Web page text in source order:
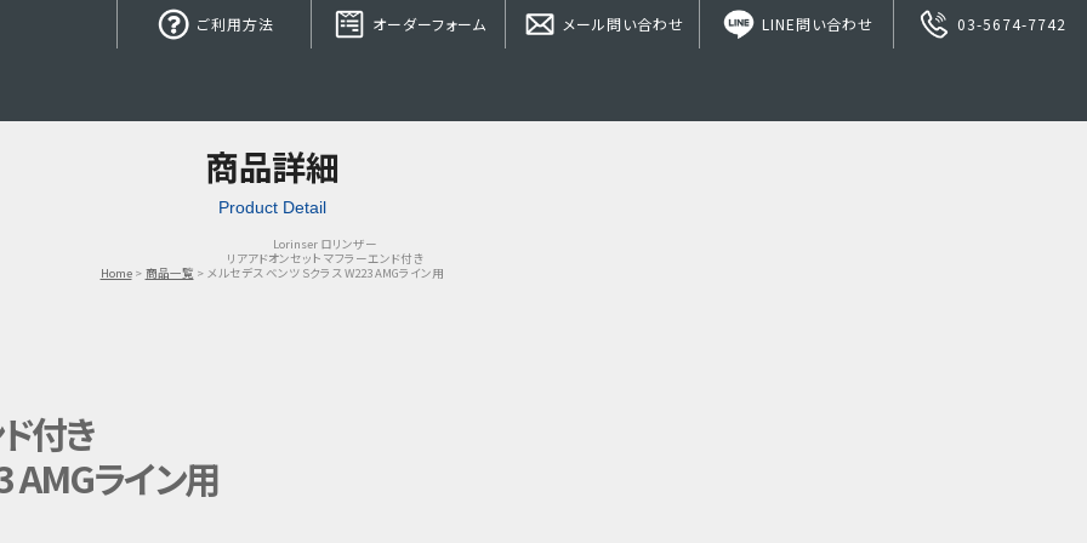
ご利用方法 オーダーフォーム メール問い合わせ LINE問い合わせ 03-5674-7742
商品詳細
Product Detail
Home 商品一覧
Lorinser ロリンザー
リアアドオンセット マフラーエンド付き
メルセデス ベンツ Sクラス W223 AMGライン用
付き
AMGライン用